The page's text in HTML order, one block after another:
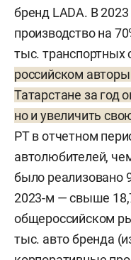
бренд LADA. В
производство на
тыс. транспортных
российском
Татарстане за год
но и увеличить
РТ в отчетном
автолюбителей,
было реализовано
2023-м — свыше
общероссийском
тыс. авто бренда